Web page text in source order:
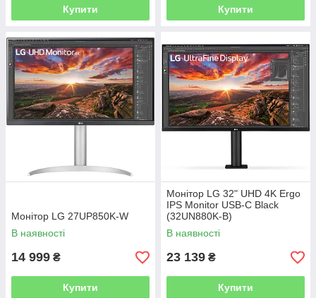
Купити Купити
Монітор LG 27UP850K-W
В наявності
14 999 ₴
Купити
Монітор LG 32" UHD 4K Ergo
IPS Monitor USB-C Black
(32UN880K-B)
В наявності
23 139 ₴
Купити